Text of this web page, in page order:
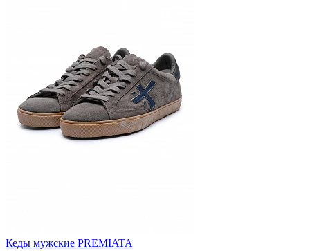
Кеды мужские PREMIATA